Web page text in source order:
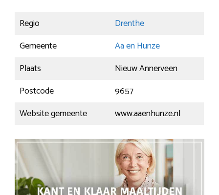
Regio
Drenthe
Gemeente
Aa en Hunze
Plaats
Nieuw Annerveen
Postcode
9657
Website gemeente
www.aaenhunze.nl